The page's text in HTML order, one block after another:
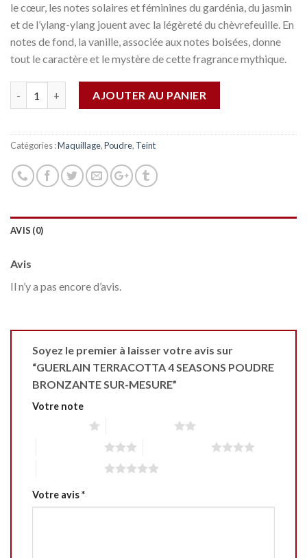
le cœur, les notes solaires et féminines du gardénia, du jasmin
et de l’ylang-ylang jouent avec la légèreté du chèvrefeuille. En
notes de fond, la vanille, associée aux notes boisées, donne
tout le caractère et le mystère de cette fragrance mythique.
AJOUTER AU PANIER
Catégories :Maquillage,Poudre, Teint
AVIS (0)
Avis
Il n’y a pas encore d’avis.
Soyez le premier à laisser votre avis sur
“GUERLAIN TERRACOTTA 4 SEASONS POUDRE
BRONZANTE SUR-MESURE”
Votre note
Votre avis*